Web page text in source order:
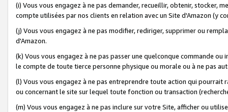
(i) Vous vous engagez à ne pas demander, recueillir, obtenir, stocker,
compte utilisées par nos clients en relation avec un Site d'Amazon (y
(j) Vous vous engagez à ne pas modifier, rediriger, supprimer ou
d'Amazon.
(k) Vous vous engagez à ne pas passer une quelconque commande
le compte de toute tierce personne physique ou morale ou à ne pas
(l) Vous vous engagez à ne pas entreprendre toute action qui
ou concernant le site sur lequel toute fonction ou transaction
(m) Vous vous engagez à ne pas inclure sur votre Site, afficher ou